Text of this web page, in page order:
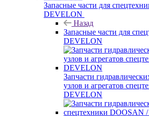
Запасные части для
DEVELON
Назад
Запасные части для
DEVELON
Запчасти
узлов и агрегатов
DEVELON